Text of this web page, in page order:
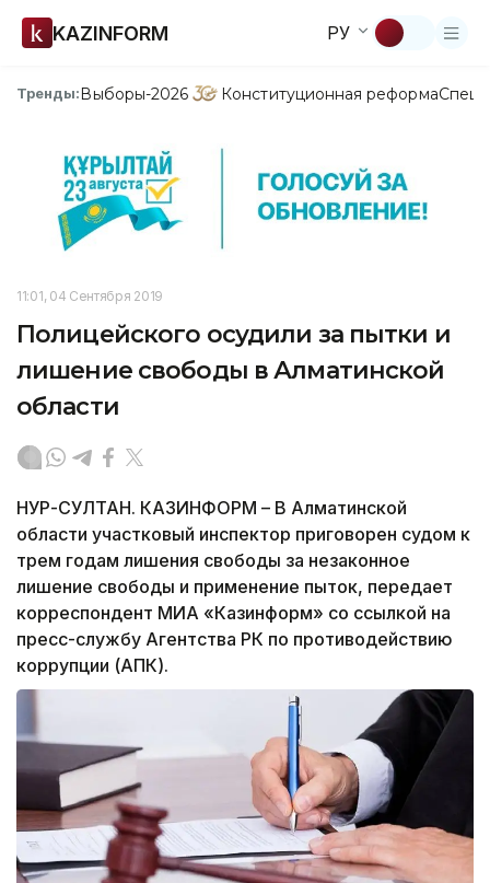
KAZINFORM РУ
Тренды:Выборы-2026 Конституционная реформа
11:01, 04 Сентября 2019
Полицейского осудили за пытки и
лишение свободы в Алматинской
области
НУР-СУЛТАН. КАЗИНФОРМ – В Алматинской
области участковый инспектор приговорен судом к
трем годам лишения свободы за незаконное
лишение свободы и применение пыток, передает
корреспондент МИА «Казинформ» со ссылкой на
пресс-службу Агентства РК по противодействию
коррупции (АПК).